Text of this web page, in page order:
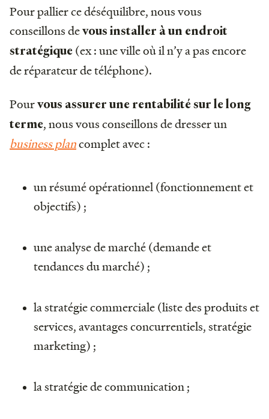
Pour pallier ce déséquilibre, nous vous
conseillons devous installer à un endroit
stratégique (ex : une ville où il n’y a pas encore
de réparateur de téléphone).
Pourvous assurer une rentabilité sur le long
terme, nous vous conseillons de dresser un
business plancomplet avec :
un résumé opérationnel (fonctionnement et
objectifs) ;
une analyse de marché (demande et
tendances du marché) ;
la stratégie commerciale (liste des produits et
services, avantages concurrentiels, stratégie
marketing) ;
la stratégie de communication ;